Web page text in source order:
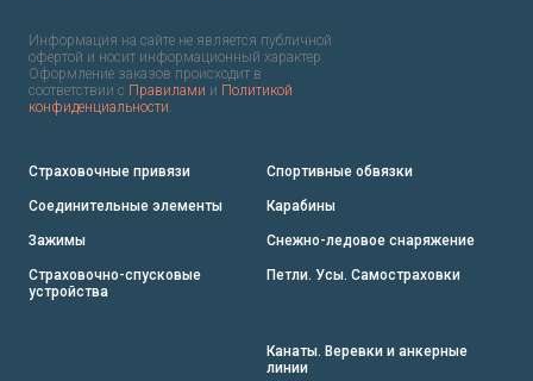
Информация на сайте не является публичной
офертой и носит информационный характер.
Оформление заказов происходит в
соответствии с Правилами и Политикой
конфиденциальности.
Страховочные привязи
Соединительные элементы
Зажимы
Страховочно-спусковые
устройства
Спортивные обвязки
Карабины
Снежно-ледовое снаряжение
Петли. Усы. Самостраховки
Канаты. Веревки и анкерные
линии